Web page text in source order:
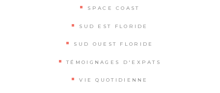
SPACE COAST
SUD EST FLORIDE
SUD OUEST FLORIDE
TÉMOIGNAGES D'EXPATS
VIE QUOTIDIENNE